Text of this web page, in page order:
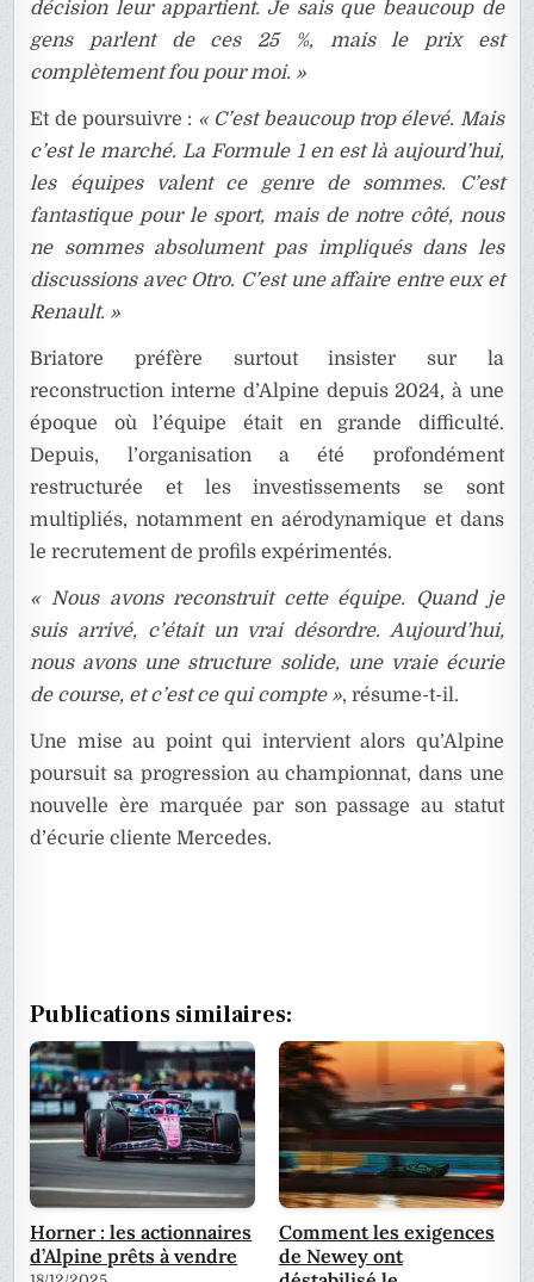
décision leur appartient. Je sais que beaucoup de
gens parlent de ces 25 %, mais le prix est
complètement fou pour moi. »
Et de poursuivre : « C’est beaucoup trop élevé. Mais
c’est le marché. La Formule 1 en est là aujourd’hui,
les équipes valent ce genre de sommes. C’est
fantastique pour le sport, mais de notre côté, nous
ne sommes absolument pas impliqués dans les
discussions avec Otro. C’est une affaire entre eux et
Renault. »
Briatore préfère surtout insister sur la
reconstruction interne d’Alpine depuis 2024, à une
époque où l’équipe était en grande difficulté.
Depuis, l’organisation a été profondément
restructurée et les investissements se sont
multipliés, notamment en aérodynamique et dans
le recrutement de profils expérimentés.
« Nous avons reconstruit cette équipe. Quand je
suis arrivé, c’était un vrai désordre. Aujourd’hui,
nous avons une structure solide, une vraie écurie
de course, et c’est ce qui compte », résume-t-il.
Une mise au point qui intervient alors qu’Alpine
poursuit sa progression au championnat, dans une
nouvelle ère marquée par son passage au statut
d’écurie cliente Mercedes.
Publications similaires:
Horner : les actionnaires
d’Alpine prêts à vendre
Comment les exigences
de Newey ont